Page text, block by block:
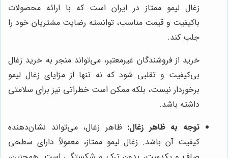
زغال لیمو ممتاز در ایران است که با ارائه محصولات
باکیفیت و قیمت مناسب، توانسته رضایت مشتریان خود را
جلب کند.
خرید از فروشندگان غیرمعتبر، می‌تواند منجر به خرید زغال
بی‌کیفیت و تقلبی شود که نه تنها از مزایای زغال لیمو
برخوردار نیست، بلکه ممکن است خطراتی نیز برای سلامتی
داشته باشد.
توجه به ظاهر زغال: ظاهر زغال، می‌تواند نشان‌دهنده
کیفیت آن باشد. زغال لیمو ممتاز، معمولاً دارای سطحی